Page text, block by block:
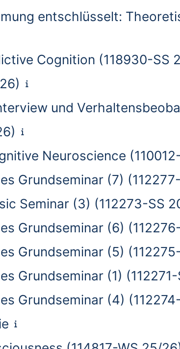
entschlüsselt:
Cognition (118930-SS
und
Neuroscience
Grundseminar (7)
Seminar (3) (112273-SS
Grundseminar (6)
Grundseminar (5)
Grundseminar (1)
Grundseminar (4)